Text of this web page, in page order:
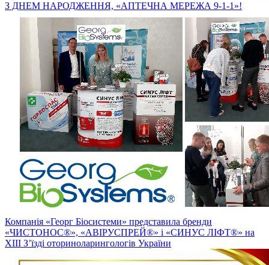
З ДНЕМ НАРОДЖЕННЯ, «АПТЕЧНА МЕРЕЖА 9-1-1»!
Компанія «Георг Біосистеми» представила бренди
«ЧИСТОНОС®», «АВІРУСПРЕЙ®» і «СИНУС ЛІФТ®» на
ХІІІ З’їзді оториноларингологів України